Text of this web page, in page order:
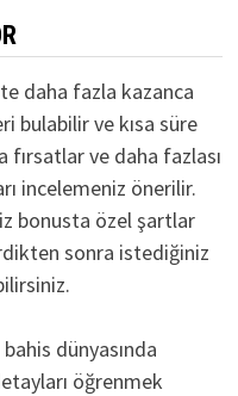
daha fazla kazanca
bulabilir ve kısa süre
fırsatlar ve daha fazlası
incelemeniz önerilir.
bonusta özel şartlar
sonra istediğiniz
dünyasında
öğrenmek